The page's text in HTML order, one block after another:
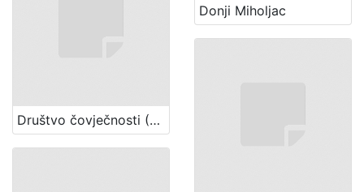
Donji Miholjac
Društvo čovječnosti (Zagreb)